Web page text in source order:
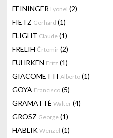
FEININGER Lyonel (2)
FIETZ Gerhard (1)
FLIGHT Claude (1)
FRELIH Črtomir (2)
FUHRKEN Fritz (1)
GIACOMETTI Alberto (1)
GOYA Francisco (5)
GRAMATTÉ Walter (4)
GROSZ George (1)
HABLIK Wenzel (1)